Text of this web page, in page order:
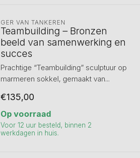
GER VAN TANKEREN
Teambuilding – Bronzen
beeld van samenwerking en
succes
Prachtige “Teambuilding” sculptuur op
marmeren sokkel, gemaakt van...
€135,00
Op voorraad
Voor 12 uur besteld, binnen 2
werkdagen in huis.